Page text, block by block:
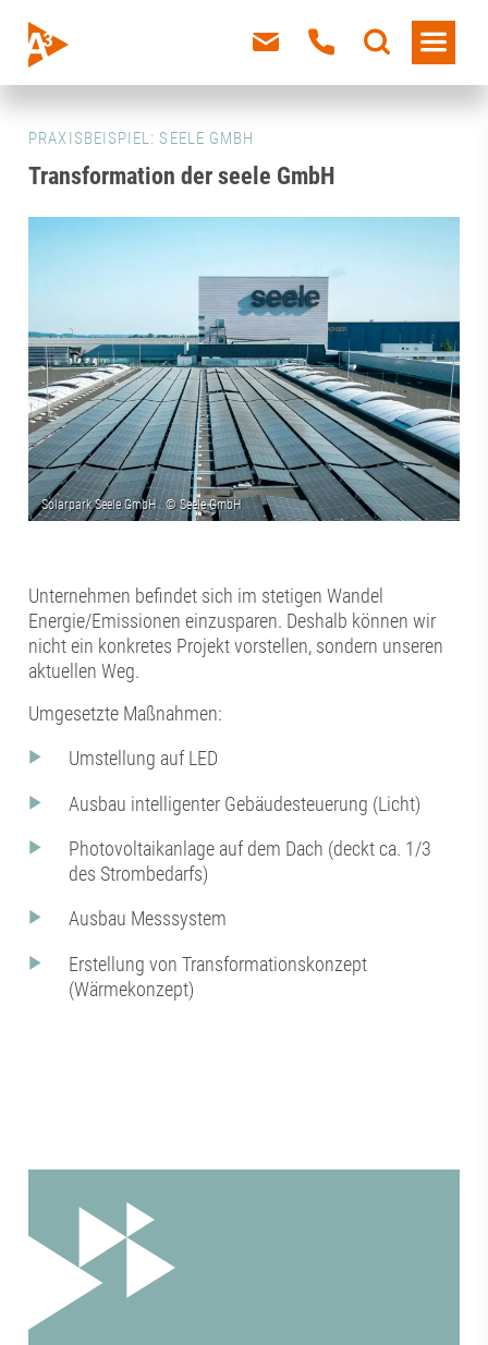
PRAXISBEISPIEL: SEELE GMBH
Transformation der seele GmbH
Unternehmen befindet sich im stetigen Wandel
Energie/Emissionen einzusparen. Deshalb können wir
nicht ein konkretes Projekt vorstellen, sondern unseren
aktuellen Weg.
Umgesetzte Maßnahmen:
Umstellung auf LED
Ausbau intelligenter Gebäudesteuerung (Licht)
Photovoltaikanlage auf dem Dach (deckt ca. 1/3
des Strombedarfs)
Ausbau Messsystem
Erstellung von Transformationskonzept
(Wärmekonzept)